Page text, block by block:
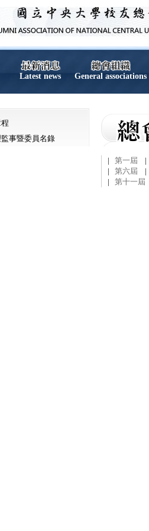
Latest news General associations
| 第一屆 |
| 第六屆 |
| 第十一屆
事暨委員名錄